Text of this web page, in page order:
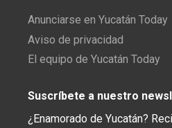
Anunciarse en Yucatán Today
Aviso de privacidad
El equipo de Yucatán Today
Suscríbete a nuestro
¿Enamorado de Yucatán?